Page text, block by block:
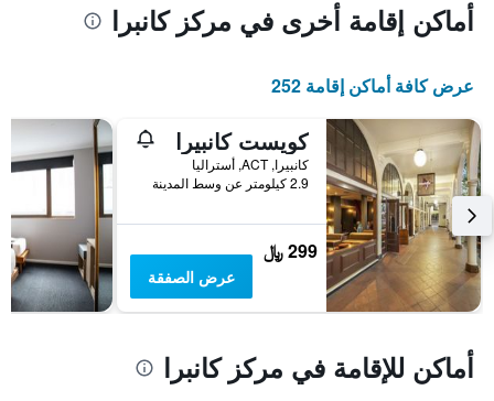
أماكن إقامة أخرى في مركز كانبرا
عرض كافة أماكن إقامة 252
كويست كانبيرا
كانبيرا, ACT, أستراليا
2.9 كيلومتر عن وسط المدينة
299 ﷼
عرض الصفقة
أماكن للإقامة في مركز كانبرا